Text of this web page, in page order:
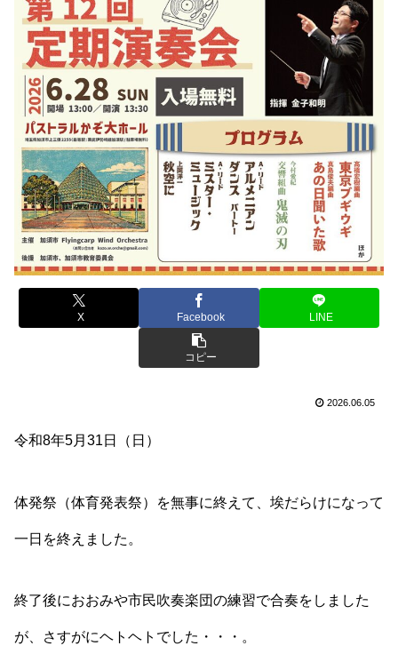
X Facebook LINE
コピー
2026.06.05
令和8年5月31日（日）
体発祭（体育発表祭）を無事に終えて、埃だらけになって
一日を終えました。
終了後におおみや市民吹奏楽団の練習で合奏をしました
が、さすがにヘトヘトでした・・・。